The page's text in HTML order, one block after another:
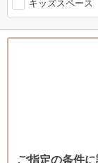
キッズスペース
ご指定の条件